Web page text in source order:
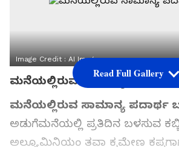
Image Credit : AI Image
ಮನೆಯಲ್ಲಿರುವ ಸಾಮಾನ್ಯ ಪದಾರ್ಥ
ಮನೆಯಲ್ಲಿರುವ ಸಾಮಾನ್ಯ ಪದಾರ್ಥ
ಅಡುಗೆಮನೆಯಲ್ಲಿ ಪ್ರತಿದಿನ ಬಳಸುವ
ಅಲ್ಯೂಮಿನಿಯಂ ತವಾ ಕ್ರಮೇಣ
Read Full Gallery